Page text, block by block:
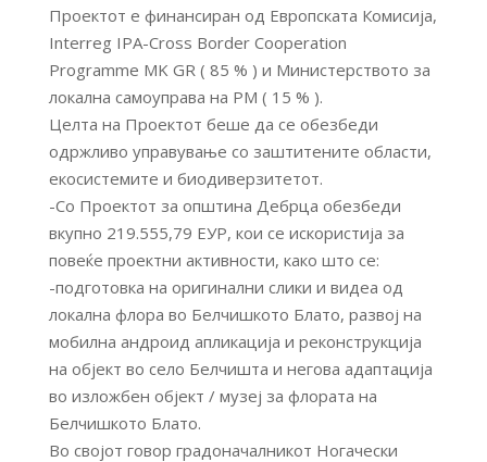
Проектот е финансиран од Европската Комисија,
Interreg IPA-Cross Border Cooperation
Programme MK GR ( 85 % ) и Министерството за
локална самоуправа на РМ ( 15 % ).
Целта на Проектот беше да се обезбеди
одржливо управување со заштитените области,
екосистемите и биодиверзитетот.
-Со Проектот за општина Дебрца обезбеди
вкупно 219.555,79 ЕУР, кои се искористија за
повеќе проектни активности, како што се:
-подготовка на оригинални слики и видеа од
локална флора во Белчишкото Блато, развој на
мобилна андроид апликација и реконструкција
на објект во село Белчишта и негова адаптација
во изложбен објект / музеј за флората на
Белчишкото Блато.
Во својот говор градоначалникот Ногачески